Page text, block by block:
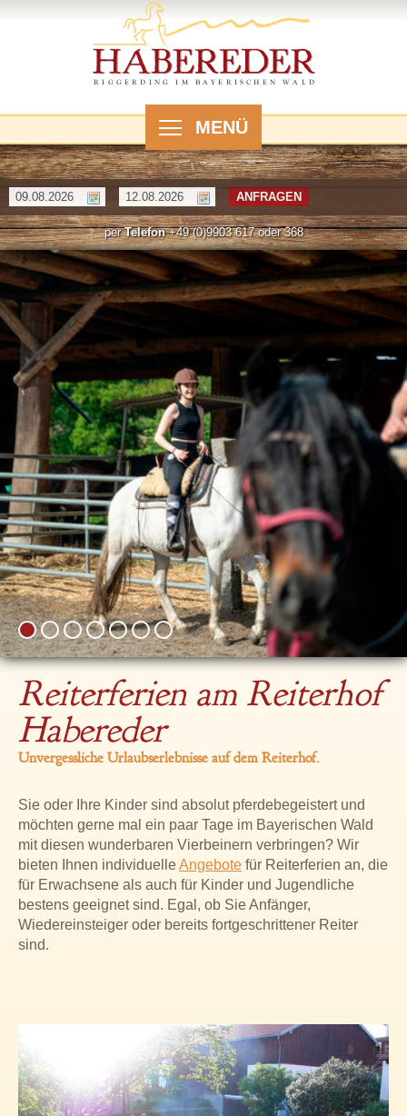
MENÜ
ANFRAGEN
perTelefon+49 (0)9903 617 oder 368
Reiterferien am Reiterhof
Habereder
Unvergessliche Urlaubserlebnisse auf dem Reiterhof.
Sie oder Ihre Kinder sind absolut pferdebegeistert und
möchten gerne mal ein paar Tage im Bayerischen Wald
mit diesen wunderbaren Vierbeinern verbringen? Wir
bieten Ihnen individuelleAngebote für Reiterferien an, die
für Erwachsene als auch für Kinder und Jugendliche
bestens geeignet sind. Egal, ob Sie Anfänger,
Wiedereinsteiger oder bereits fortgeschrittener Reiter
sind.